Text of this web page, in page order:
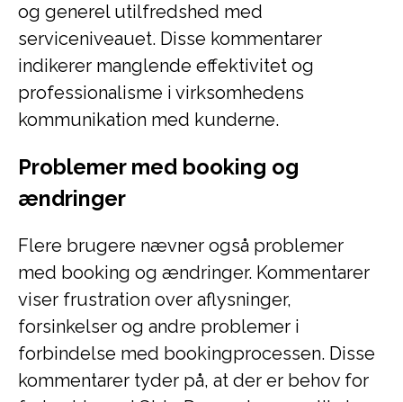
og generel utilfredshed med
serviceniveauet. Disse kommentarer
indikerer manglende effektivitet og
professionalisme i virksomhedens
kommunikation med kunderne.
Problemer med booking og
ændringer
Flere brugere nævner også problemer
med booking og ændringer. Kommentarer
viser frustration over aflysninger,
forsinkelser og andre problemer i
forbindelse med bookingprocessen. Disse
kommentarer tyder på, at der er behov for